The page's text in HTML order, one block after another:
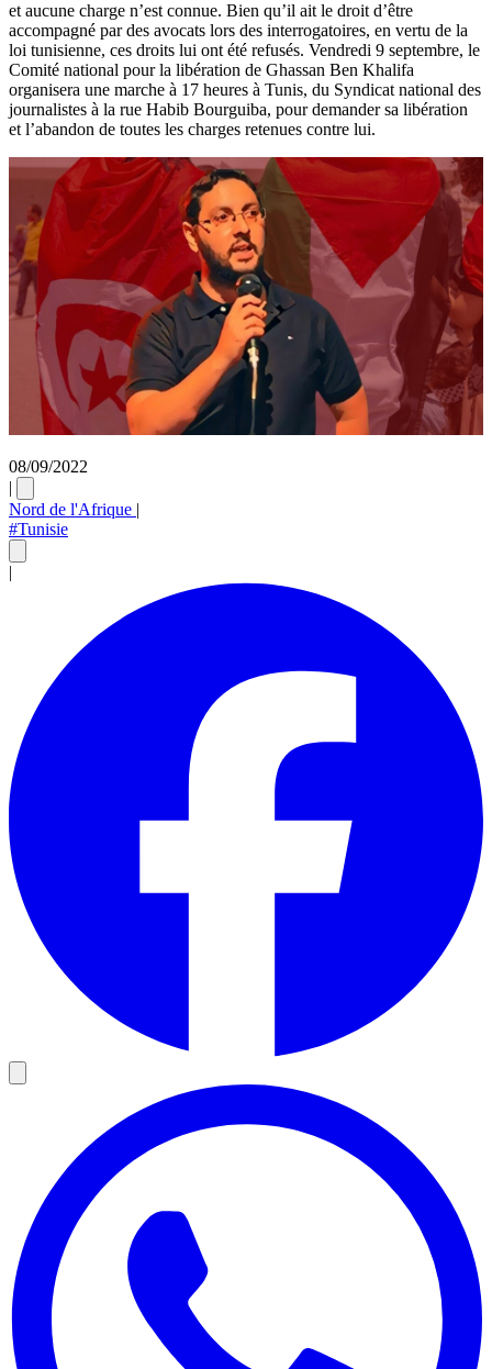
et aucune charge n’est connue. Bien qu’il ait le droit d’être
accompagné par des avocats lors des interrogatoires, en vertu de la
loi tunisienne, ces droits lui ont été refusés. Vendredi 9 septembre, le
Comité national pour la libération de Ghassan Ben Khalifa
organisera une marche à 17 heures à Tunis, du Syndicat national des
journalistes à la rue Habib Bourguiba, pour demander sa libération
et l’abandon de toutes les charges retenues contre lui.
08/09/2022
|
Nord de l'Afrique |
#Tunisie
|